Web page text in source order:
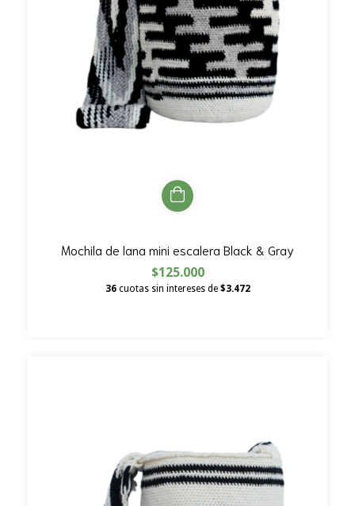
Mochila de lana mini escalera Black & Gray
$125.000
36 cuotas sin intereses de $3.472